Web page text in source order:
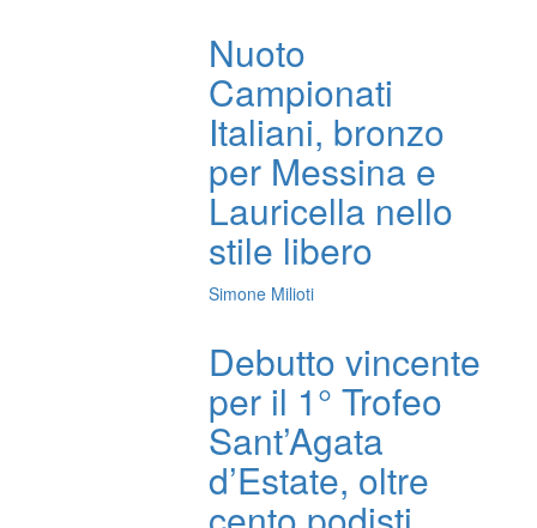
Nuoto
Campionati
Italiani, bronzo
per Messina e
Lauricella nello
stile libero
Simone Milioti
Debutto vincente
per il 1° Trofeo
Sant’Agata
d’Estate, oltre